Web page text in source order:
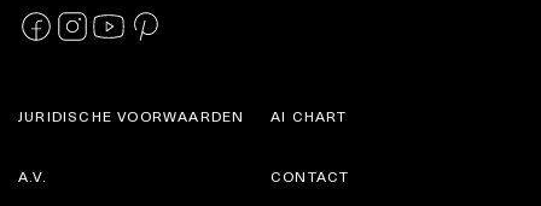
JURIDISCHE VOORWAARDEN
A.V.
AI CHART
CONTACT